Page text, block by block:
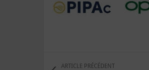
ARTICLE PRÉCÉDENT